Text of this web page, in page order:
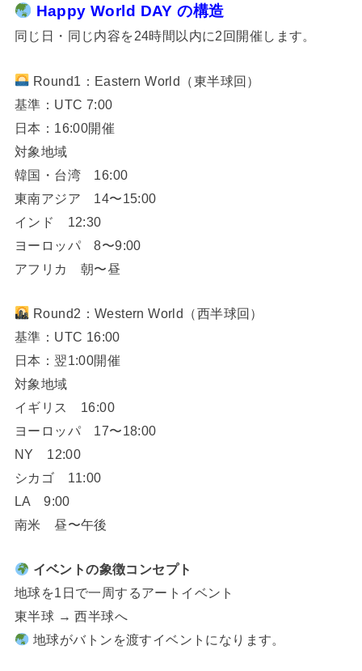
Happy World DAY の構造
同じ日・同じ内容を24時間以内に2回開催します。
Round1：Eastern World（東半球回）
基準：UTC 7:00
日本：16:00開催
対象地域
韓国・台湾 16:00
東南アジア 14〜15:00
インド 12:30
ヨーロッパ 8〜9:00
アフリカ 朝〜昼
Round2：Western World（西半球回）
基準：UTC 16:00
日本：翌1:00開催
対象地域
イギリス 16:00
ヨーロッパ 17〜18:00
NY 12:00
シカゴ 11:00
LA 9:00
南米 昼〜午後
イベントの象徴コンセプト
地球を1日で一周するアートイベント
東半球 → 西半球へ
地球がバトンを渡すイベントになります。